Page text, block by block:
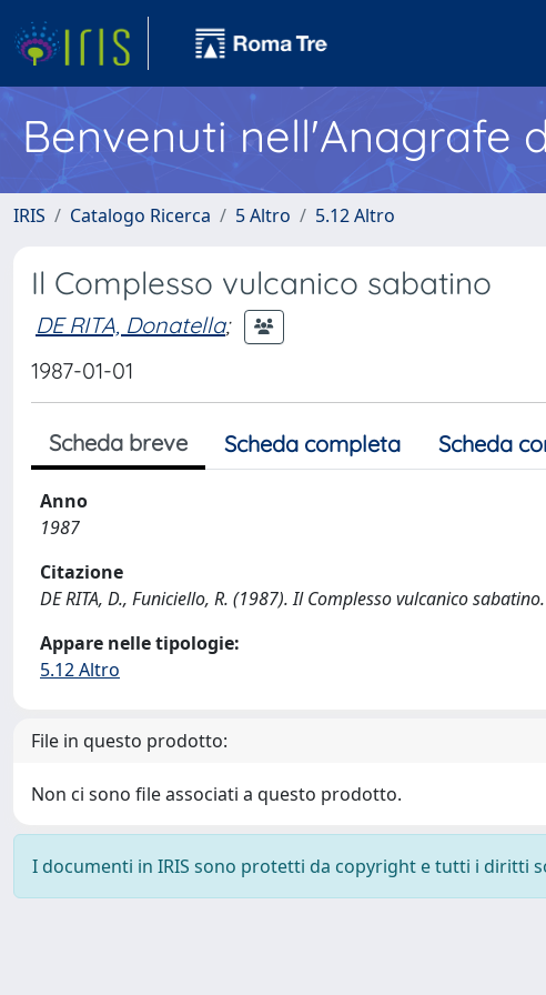
Benvenuti nell'Anagrafe
IRIS Catalogo Ricerca 5 Altro 5.12 Altro
Il Complesso vulcanico sabatino
DE RITA, Donatella;
1987-01-01
Scheda breve Scheda completa Scheda
Anno
1987
Citazione
DE RITA, D., Funiciello, R. (1987). Il Complesso vulcanico sabatino.
Appare nelle tipologie:
5.12 Altro
File in questo prodotto:
Non ci sono file associati a questo prodotto.
I documenti in IRIS sono protetti da copyright e tutti i diritti